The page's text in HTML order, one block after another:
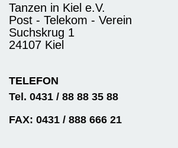
Tanzen in Kiel e.V.
Post - Telekom - Verein
Suchskrug 1
24107 Kiel
TELEFON
Tel. 0431 / 88 88 35 88
FAX: 0431 / 888 666 21